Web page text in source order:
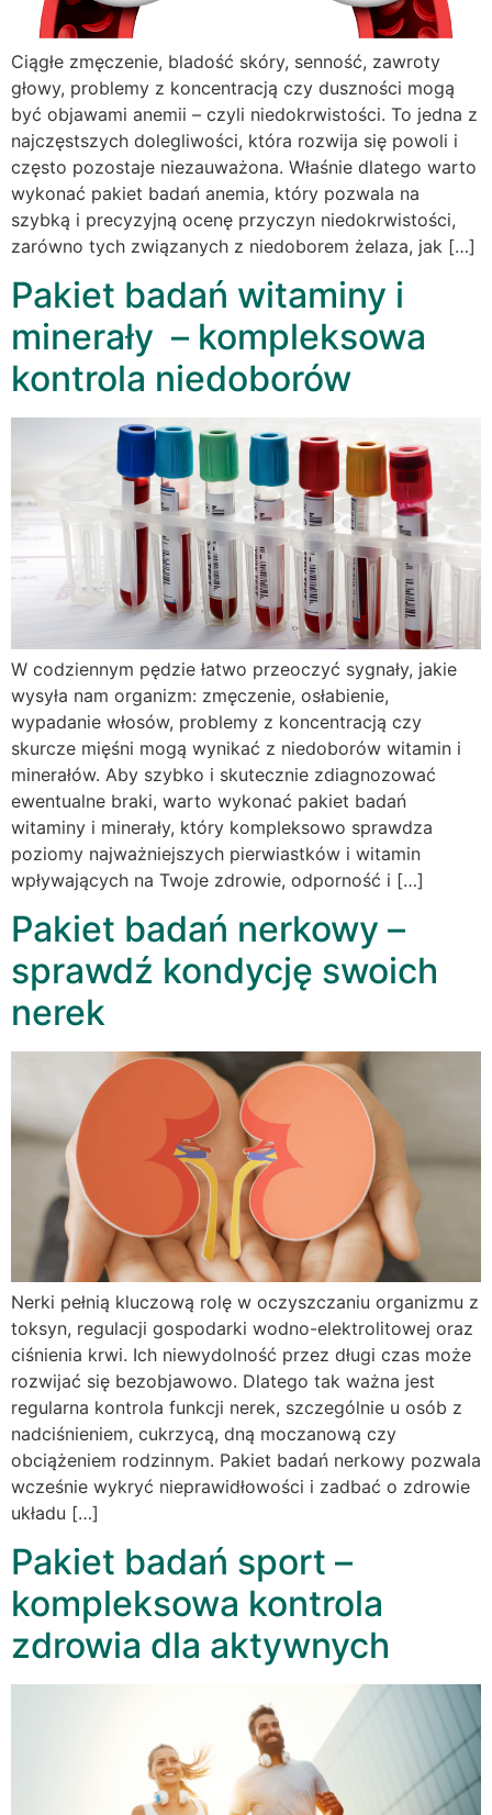
Ciągłe zmęczenie, bladość skóry, senność, zawroty
głowy, problemy z koncentracją czy duszności mogą
być objawami anemii – czyli niedokrwistości. To jedna z
najczęstszych dolegliwości, która rozwija się powoli i
często pozostaje niezauważona. Właśnie dlatego warto
wykonać pakiet badań anemia, który pozwala na
szybką i precyzyjną ocenę przyczyn niedokrwistości,
zarówno tych związanych z niedoborem żelaza, jak […]
Pakiet badań witaminy i
minerały – kompleksowa
kontrola niedoborów
W codziennym pędzie łatwo przeoczyć sygnały, jakie
wysyła nam organizm: zmęczenie, osłabienie,
wypadanie włosów, problemy z koncentracją czy
skurcze mięśni mogą wynikać z niedoborów witamin i
minerałów. Aby szybko i skutecznie zdiagnozować
ewentualne braki, warto wykonać pakiet badań
witaminy i minerały, który kompleksowo sprawdza
poziomy najważniejszych pierwiastków i witamin
wpływających na Twoje zdrowie, odporność i […]
Pakiet badań nerkowy –
sprawdź kondycję swoich
nerek
Nerki pełnią kluczową rolę w oczyszczaniu organizmu z
toksyn, regulacji gospodarki wodno-elektrolitowej oraz
ciśnienia krwi. Ich niewydolność przez długi czas może
rozwijać się bezobjawowo. Dlatego tak ważna jest
regularna kontrola funkcji nerek, szczególnie u osób z
nadciśnieniem, cukrzycą, dną moczanową czy
obciążeniem rodzinnym. Pakiet badań nerkowy pozwala
wcześnie wykryć nieprawidłowości i zadbać o zdrowie
układu […]
Pakiet badań sport –
kompleksowa kontrola
zdrowia dla aktywnych